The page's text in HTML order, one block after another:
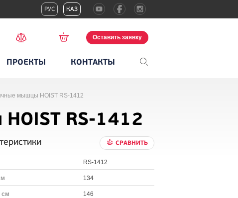
РУС КАЗ
Оставить заявку
ПРОЕКТЫ КОНТАКТЫ
мышцы HOIST RS-1412
RS-1412
СРАВНИТЬ
RS-1412
134
см 146